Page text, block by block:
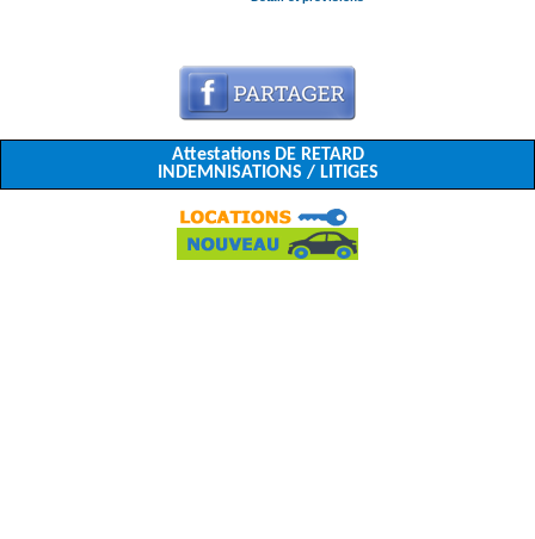
Attestations DE RETARD
INDEMNISATIONS / LITIGES